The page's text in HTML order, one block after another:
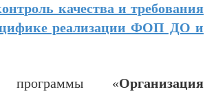
качества и требования
реализации ФОП ДО и
программы «Организация